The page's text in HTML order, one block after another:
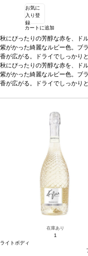
お気に
入り登
録
カートに追加
秋にぴったりの芳醇な赤を、ド
紫がかった綺麗なルビー色。ブ
香が広がる。ドライでしっかり
料理タリアテッレやラヴィオリ
ドルチェット*本ヴィンテージ
自動的に次のヴィンテージに変
秋にぴったりの芳醇な赤を、ド
紫がかった綺麗なルビー色。ブ
香が広がる。ドライでしっかり
自動的に次のヴィンテージに変
在庫あり
1
ライトボディ